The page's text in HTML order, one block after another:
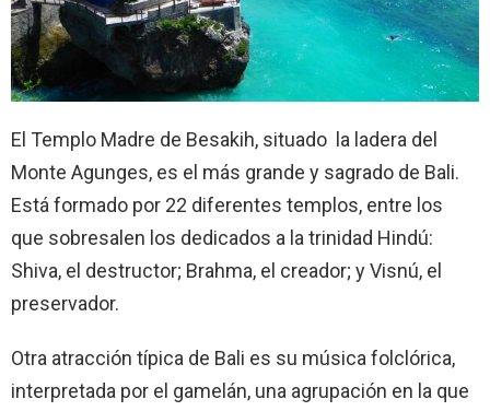
El Templo Madre de Besakih, situado la ladera del
Monte Agunges, es el más grande y sagrado de Bali.
Está formado por 22 diferentes templos, entre los
que sobresalen los dedicados a la trinidad Hindú:
Shiva, el destructor; Brahma, el creador; y Visnú, el
preservador.
Otra atracción típica de Bali es su música folclórica,
interpretada por el gamelán, una agrupación en la que